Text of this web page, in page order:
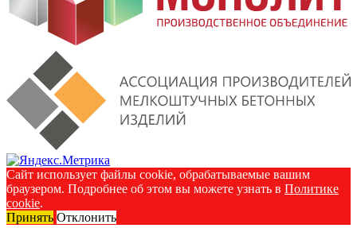
Сайт использует файлы cookie, обрабатываемые вашим
браузером. Подробнее об этом вы можете узнать в Политике
cookie.
Принять Отклонить